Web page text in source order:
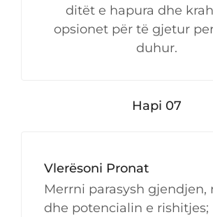
ditët e hapura dhe
opsionet për të gjetur
duhur.
Hapi 07
Vlerësoni Pronat
Merrni parasysh
dhe potencialin e rishitjes;